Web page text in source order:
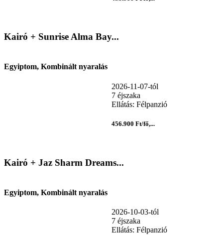
Kairó + Sunrise Alma Bay...
Egyiptom, Kombinált nyaralás
2026-11-07-tól
7 éjszaka
Ellátás: Félpanzió
456.900 Ft/fő,...
Kairó + Jaz Sharm Dreams...
Egyiptom, Kombinált nyaralás
2026-10-03-tól
7 éjszaka
Ellátás: Félpanzió